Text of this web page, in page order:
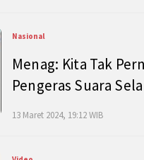
Nasional
Menag: Kita Tak
Pengeras Suara
13 Maret 2024, 19:12 WIB